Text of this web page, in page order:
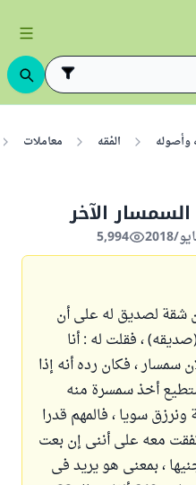
وأصوله الفقه معاملات
الآخر
5,994
لصديق له على أن
، فقلت له : أنا
، فكان رده أنه إذا
أخذ سمسرة منه
سويا ، فالمهم قدرا
معه على أننى إن بعت
مبلغ 22 ألف جنيها ، بمعنى هو يريد فى